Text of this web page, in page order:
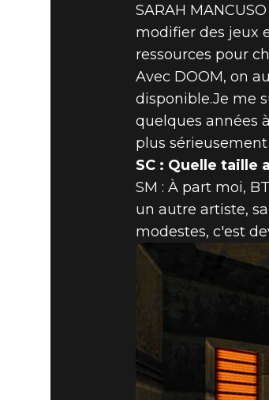
–
SARAH
modifier des jeux
ressources pour
Avec DOOM, on
disponible.Je me
quelques années
plus
SC : Quelle taille
SM : À part moi,
un autre artiste,
modestes, c'est